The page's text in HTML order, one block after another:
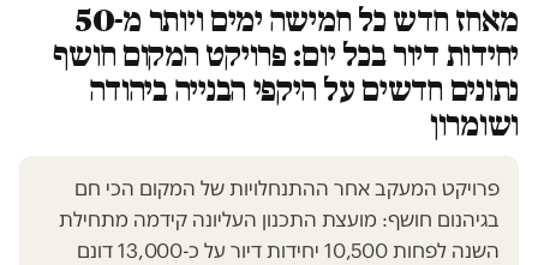
מאחז חדש כל חמישה ימים ויותר מ-50
יחידות דיור בכל יום: פרויקט המקום חושף
נתונים חדשים על היקפי הבנייה ביהודה
ושומרון
פרויקט המעקב אחר ההתנחלויות של המקום הכי חם
בגיהנום חושף: מועצת התכנון העליונה קידמה מתחילת
השנה לפחות 10,500 יחידות דיור על כ-13,000 דונם